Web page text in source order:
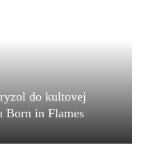
do kultovej
Born in Flames